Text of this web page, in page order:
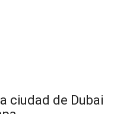
ciudad de Dubai